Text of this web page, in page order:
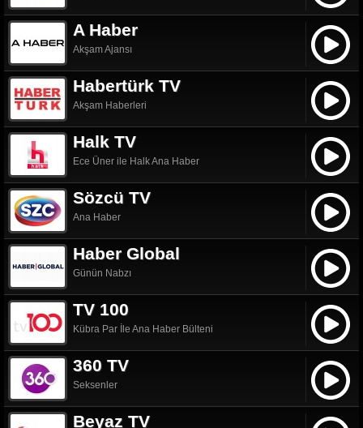
A Haber
Akşam Ajansı
Habertürk TV
Akşam Haberleri
Halk TV
Ece Üner ile Halk Ana Haber
Sözcü TV
Ana Haber
Haber Global
Günün Nabzı
TV 100
Kübra Par İle Ana Haber Bülteni
360 TV
Seksenler
Beyaz TV